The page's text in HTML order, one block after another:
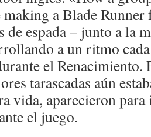
a Blade
de espada – junto a la
a un ritmo
el Renacimiento.
tarascadas aún
vida, aparecieron
el juego.